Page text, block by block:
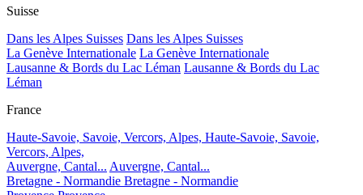
Suisse
Dans les Alpes Suisses Dans les Alpes Suisses
La Genève Internationale La Genève Internationale
Lausanne & Bords du Lac Léman Lausanne & Bords du Lac
Léman
France
Haute-Savoie, Savoie, Vercors, Alpes, Haute-Savoie, Savoie,
Vercors, Alpes,
Auvergne, Cantal... Auvergne, Cantal...
Bretagne - Normandie Bretagne - Normandie